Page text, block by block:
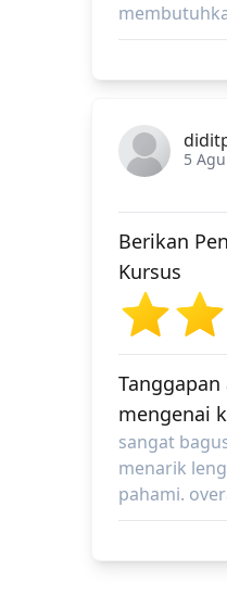
5
Berikan
Kursus
mengenai
sangat
menarik
pahami.